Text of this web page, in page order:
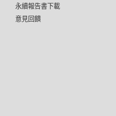
永續報告書下載
意見回饋